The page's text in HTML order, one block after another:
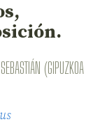
(GIPUZKOA